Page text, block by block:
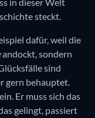
steckt.
dafür, weil die
andockt, sondern
sind
gern behauptet.
Er muss sich das
gelingt, passiert